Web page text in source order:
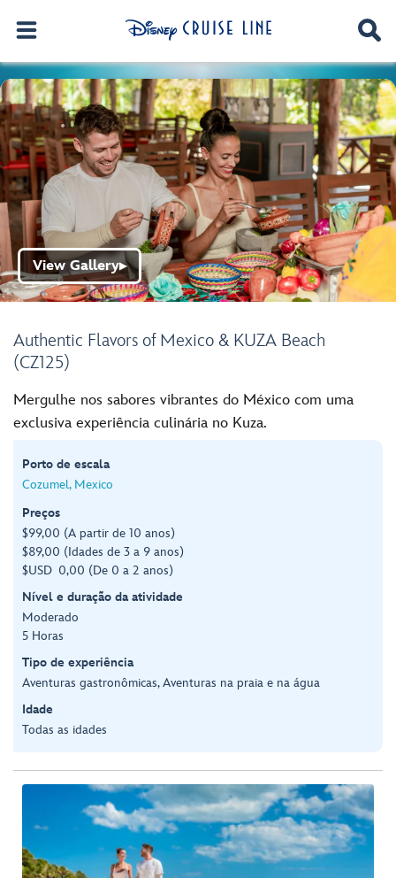
Authentic Flavors of Mexico & KUZA Beach
(CZ125)
View Gallery▶
Mergulhe nos sabores vibrantes do México com uma
exclusiva experiência culinária no Kuza.
Porto de escala
Cozumel, Mexico
Preços
$99,00 (A partir de 10 anos)
$89,00 (Idades de 3 a 9 anos)
$USD 0,00 (De 0 a 2 anos)
Nível e duração da atividade
Moderado
5 Horas
Tipo de experiência
Aventuras gastronômicas, Aventuras na praia e na água
Idade
Todas as idades